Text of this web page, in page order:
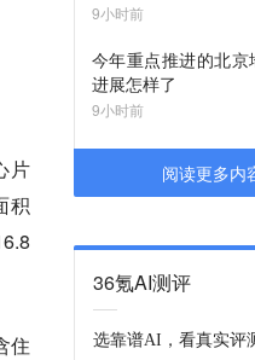
片
积
住
9小时前
今年重点推进的北
进展怎样了
9小时前
阅读更多内
36氪AI测评
选靠谱AI，看真实评